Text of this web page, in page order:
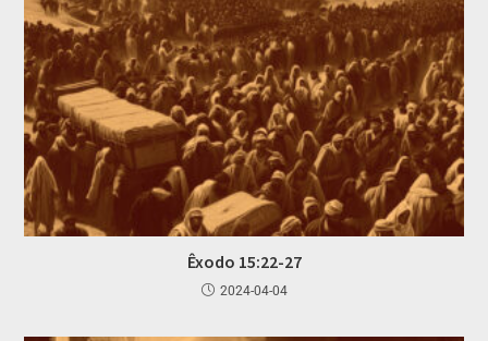
Êxodo 15:22-27
2024-04-04